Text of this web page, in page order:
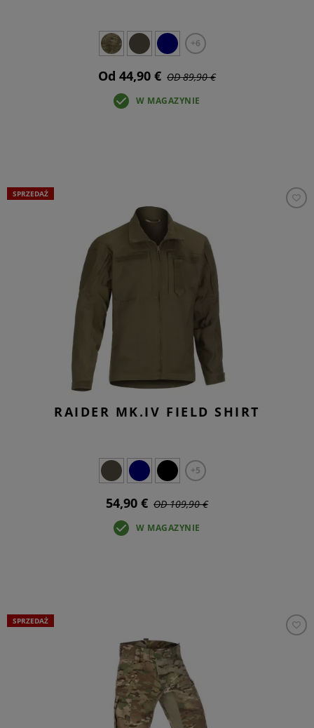
+6
Od 44,90 € OD 89,90 €
W MAGAZYNIE
SPRZEDAŻ
RAIDER MK.IV FIELD SHIRT
+5
54,90 € OD 109,90 €
W MAGAZYNIE
SPRZEDAŻ